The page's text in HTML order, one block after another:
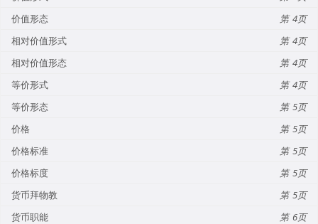
价值形态
4
相对价值形式
4
相对价值形态
4
等价形式
4
等价形态
5
价格
5
价格标准
5
价格标度
5
货币拜物教
5
货币职能
6